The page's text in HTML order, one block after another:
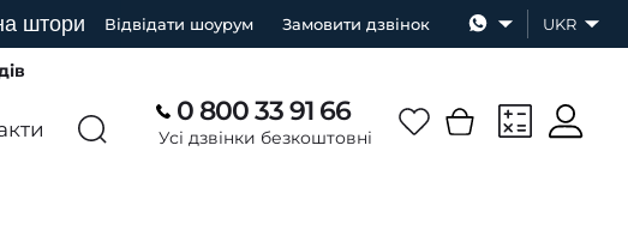
штори Відвідати шоурум Замовити дзвінок UKR
0 800 33 91 66
Усі дзвінки безкоштовні